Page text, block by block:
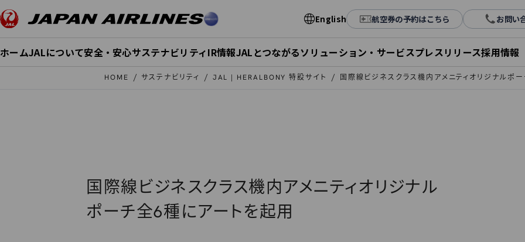
このページの本文へ移動
English 航空券の予約はこちら お問い
ホームJALについて安全・安心サステナビリティIR情報JALとつながるソリューション・サービスプレスリリース採用情報
HOME サステナビリティ JAL | HERALBONY 特設サイト 国際線ビジネスクラス機内アメニティオリジナルポ
国際線ビジネスクラス機内アメニティオリジナル
ポーチ全6種にアートを起用